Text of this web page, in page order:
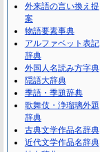
外来語の言い換え提
案
物語要素事典
アルファベット表記
辞典
外国人名読み方字典
隠語大辞典
季語・季題辞典
歌舞伎・浄瑠璃外題
辞典
古典文学作品名辞典
近代文学作品名辞典